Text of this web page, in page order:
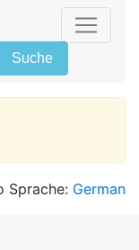
Suche
Sprache: German